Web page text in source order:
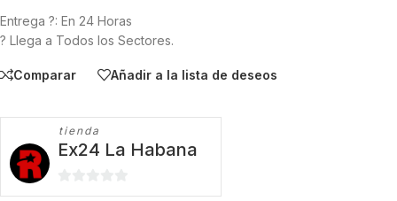
Entrega ?: En 24 Horas
? Llega a Todos los Sectores.
Comparar Añadir a la lista de deseos
tienda
Ex24 La Habana
0